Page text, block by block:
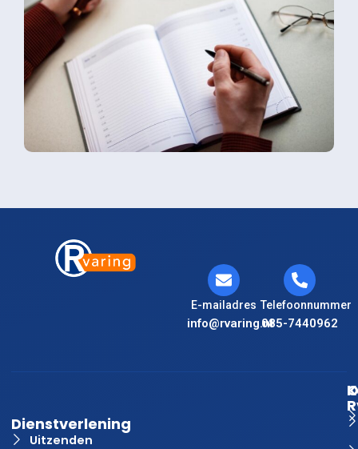
E-mailadres
info@rvaring.nl
Telefoonnummer
085-7440962
Dienstverlening
Uitzenden